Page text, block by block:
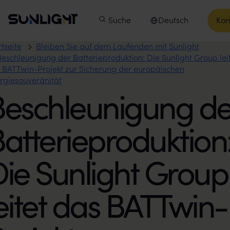
Sunlight Group
Hauptmenü
Produkte Unsere Unternehmen
Suche
Sprache auswählen
Deutsch
Bleiben Sie auf dem Laufenden mit Sunlight
der Batterieproduktion: Die Sunlight Group
BATTwin-Projekt zur Sicherung der europäischen
Sunlight Group
das BATTwin-